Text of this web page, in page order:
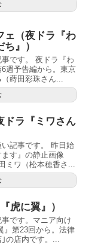
ェ（夜ドラ『わ
』）
です。 夜ドラ『わ
週予告編から。東京
蒔田彩珠さん...
ドラ『ミワさん
記事です。 昨日始
す』の静止画像
ミワ（松本穂香さ...
虎に翼』）
です。マニア向け
』第23回から。法律
の店内です。...